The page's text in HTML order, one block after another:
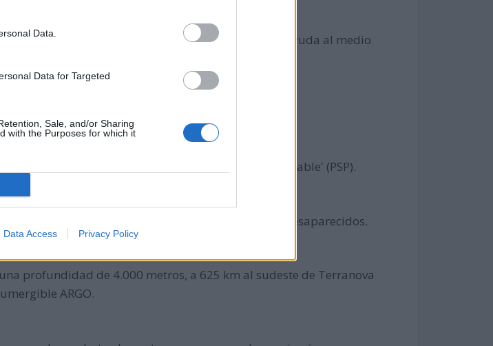
Data.
Data for Targeted
Sale, and/or Sharing
with the Purposes for which it
Data Access Privacy Policy
Europea como medida de eficiencia energética y ayuda al medio
la consola portátil de video juegos 'PlayStation Portable' (PSP).
golpea Nicaragua, causando 116 muertos y 153 desaparecidos.
profundidad de 4.000 metros, a 625 km al sudeste de Terranova
ARGO.